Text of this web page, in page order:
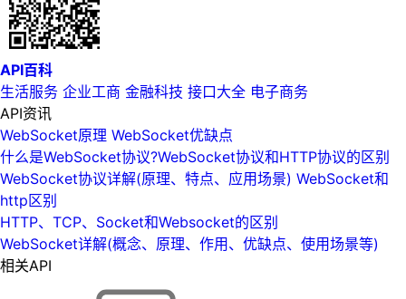
API百科
生活服务 企业工商 金融科技 接口大全 电子商务
API资讯
WebSocket原理 WebSocket优缺点
什么是WebSocket协议?WebSocket协议和HTTP协议的区别
WebSocket协议详解(原理、特点、应用场景) WebSocket和
http区别
HTTP、TCP、Socket和Websocket的区别
WebSocket详解(概念、原理、作用、优缺点、使用场景等)
相关API